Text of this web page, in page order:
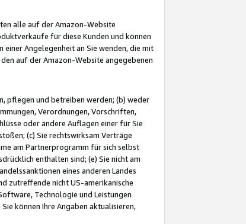
alle auf der Amazon-Website
für diese Kunden und können
Angelegenheit an Sie wenden, die mit
auf der Amazon-Website angegebenen
pflegen und betreiben werden; (b) weder
Verordnungen, Vorschriften,
oder andere Auflagen einer für Sie
(c) Sie rechtswirksam Verträge
am Partnerprogramm für sich selbst
enthalten sind; (e) Sie nicht am
eines anderen Landes
zutreffende nicht US-amerikanische
Technologie und Leistungen
können Ihre Angaben aktualisieren,